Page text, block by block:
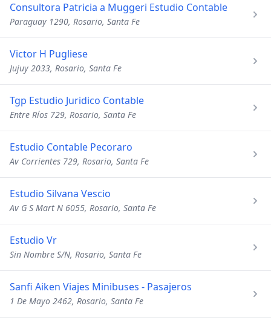
Consultora Patricia a Muggeri Estudio Contable
Paraguay 1290, Rosario, Santa Fe
Victor H Pugliese
Jujuy 2033, Rosario, Santa Fe
Tgp Estudio Juridico Contable
Entre Ríos 729, Rosario, Santa Fe
Estudio Contable Pecoraro
Av Corrientes 729, Rosario, Santa Fe
Estudio Silvana Vescio
Av G S Mart N 6055, Rosario, Santa Fe
Estudio Vr
Sin Nombre S/N, Rosario, Santa Fe
Sanfi Aiken Viajes Minibuses - Pasajeros
1 De Mayo 2462, Rosario, Santa Fe